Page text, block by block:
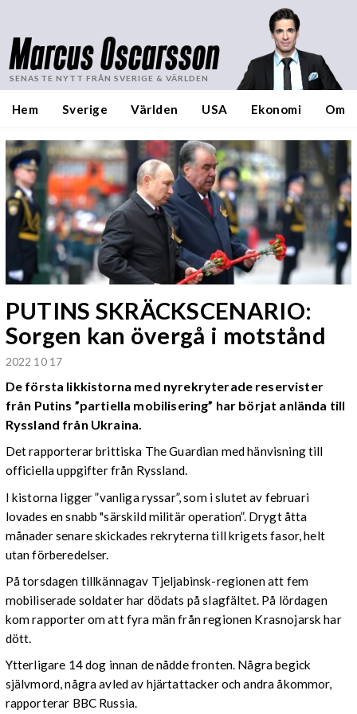
Marcus Oscarsson
SENASTE NYTT FRÅN SVERIGE & VÄRLDEN
Hem Sverige Världen USA Ekonomi Om
PUTINS SKRÄCKSCENARIO:
Sorgen kan övergå i motstånd
2022 10 17
De första likkistorna med nyrekryterade reservister
från Putins ”partiella mobilisering” har börjat anlända till
Ryssland från Ukraina.
Det rapporterar brittiska The Guardian med hänvisning till
officiella uppgifter från Ryssland.
I kistorna ligger ”vanliga ryssar”, som i slutet av februari
lovades en snabb "särskild militär operation”. Drygt åtta
månader senare skickades rekryterna till krigets fasor, helt
utan förberedelser.
På torsdagen tillkännagav Tjeljabinsk-regionen att fem
mobiliserade soldater har dödats på slagfältet. På lördagen
kom rapporter om att fyra män från regionen Krasnojarsk har
dött.
Ytterligare 14 dog innan de nådde fronten. Några begick
självmord, några avled av hjärtattacker och andra åkommor,
rapporterar BBC Russia.